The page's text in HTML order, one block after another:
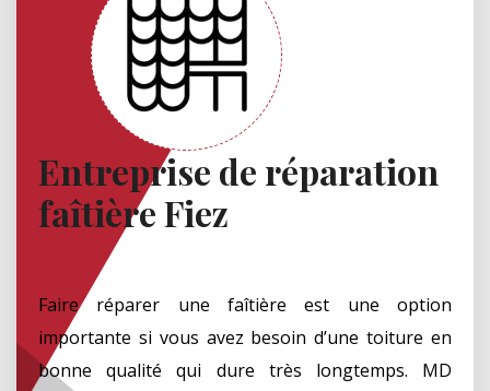
Entreprise de réparation
faîtière Fiez
Faire réparer une faîtière est une option
importante si vous avez besoin d’une toiture en
bonne qualité qui dure très longtemps. MD